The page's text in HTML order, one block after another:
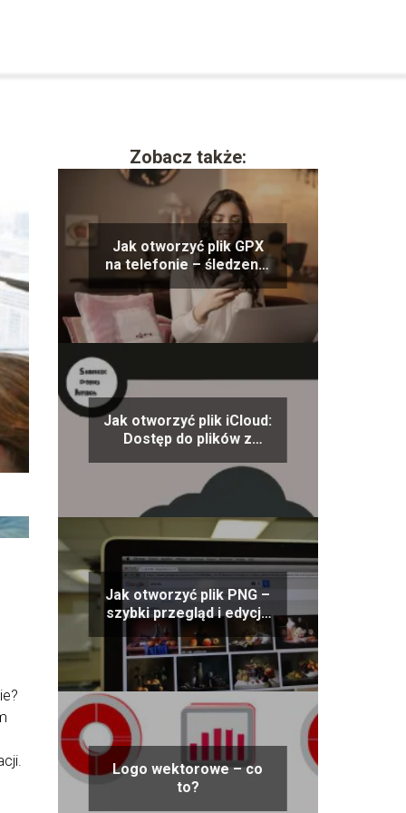
Zobacz także:
Jak otworzyć plik GPX
na telefonie – śledzenie
tras i aktywności
outdoor
Jak otworzyć plik iCloud:
Dostęp do plików z
Jak otworzyć plik PNG –
szybki przegląd i edycja
grafik
Logo wektorowe – co
to?